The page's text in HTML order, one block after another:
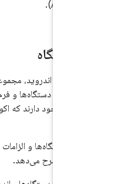
متن‌باز اندروید، مجموعه‌ای از
انواع دستگاه‌ها و فرم‌فکتورها
وجود دارند که اکوسیستم
دستگاه‌ها و الزامات و